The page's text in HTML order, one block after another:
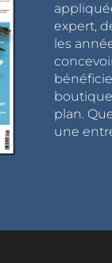
expert,
les
plan.
une